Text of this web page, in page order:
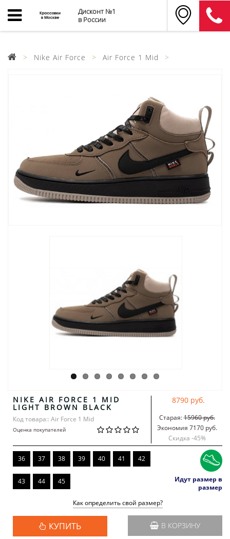
Дисконт №1
в России
Nike Air Force Air Force 1 Mid
NIKE AIR FORCE 1 MID
LIGHT BROWN BLACK
Код товара:: Air Force 1 Mid
Оценка покупателей
8790 руб.
Старая:15960 руб.
Экономия 7170 руб.
Скидка -45%
36 37 38 39 40 41 42
43 44 45
Идут размер в
размер
Как определить свой размер?
КУПИТЬ В КОРЗИНУ